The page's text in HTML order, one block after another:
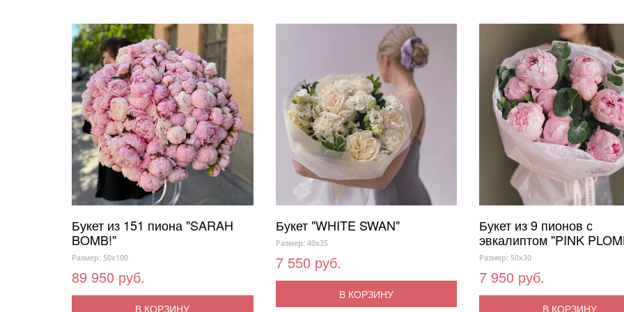
Букет из 151 пиона "SARAH
BOMB!"
Размер: 50x100
89 950 руб.
В КОРЗИНУ
Букет "WHITE SWAN"
Размер: 40x35
7 550 руб.
В КОРЗИНУ
Букет из 9 пионов с
эвкалиптом "PINK
Размер: 50x30
7 950 руб.
В КОРЗИНУ